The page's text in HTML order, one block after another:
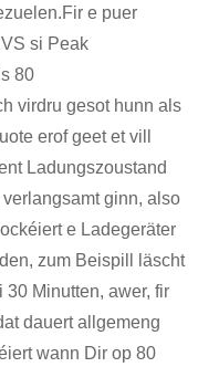
e puer
si Peak
80
virdru gesot hunn als
erof geet et vill
Ladungszoustand
ginn, also
e Ladegeräter
zum Beispill läscht
Minutten, awer, fir
dauert allgemeng
wann Dir op 80